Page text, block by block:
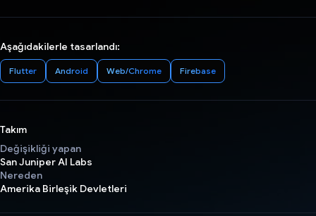
Aşağıdakilerle tasarlandı:
Flutter Android Web/Chrome Firebase
Takım
Değişikliği yapan
San Juniper AI Labs
Nereden
Amerika Birleşik Devletleri